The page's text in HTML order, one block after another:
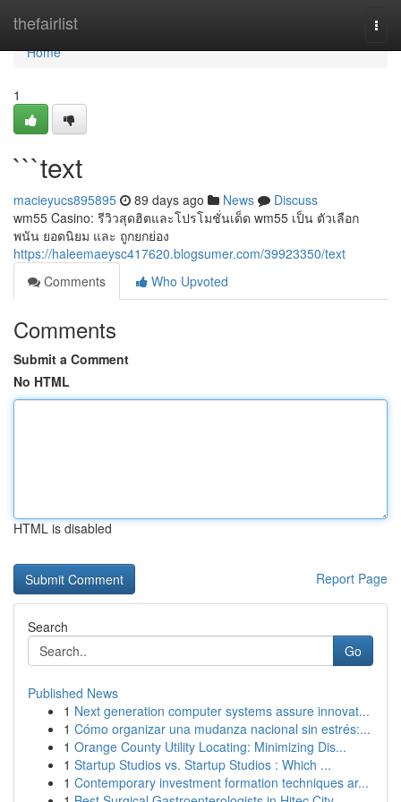
thefairlist
Home
Home
1
```text
macieyucs895895 89 days ago News
Discuss
wm55 Casino: รีวิวสุดฮิตและโปรโมชั่นเด็ด wm55 เป็น ตัวเลือก
พนัน ยอดนิยม และ ถูกยกย่อง
https://haleemaeysc417620.blogsumer.com/39923350/text
Comments
Who Upvoted
Comments
Submit a Comment
No HTML
HTML is disabled
Report Page
Search
Go
Published News
1 Next generation computer systems assure innovat...
1 Cómo organizar una mudanza nacional sin estrés:...
1 Orange County Utility Locating: Minimizing Dis...
1 Startup Studios vs. Startup Studios : Which ...
1 Contemporary investment formation techniques ar...